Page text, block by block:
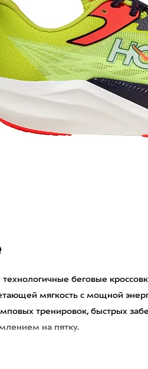
технологичные беговые
мягкость с мощной
тренировок, быстрых
на пятку.